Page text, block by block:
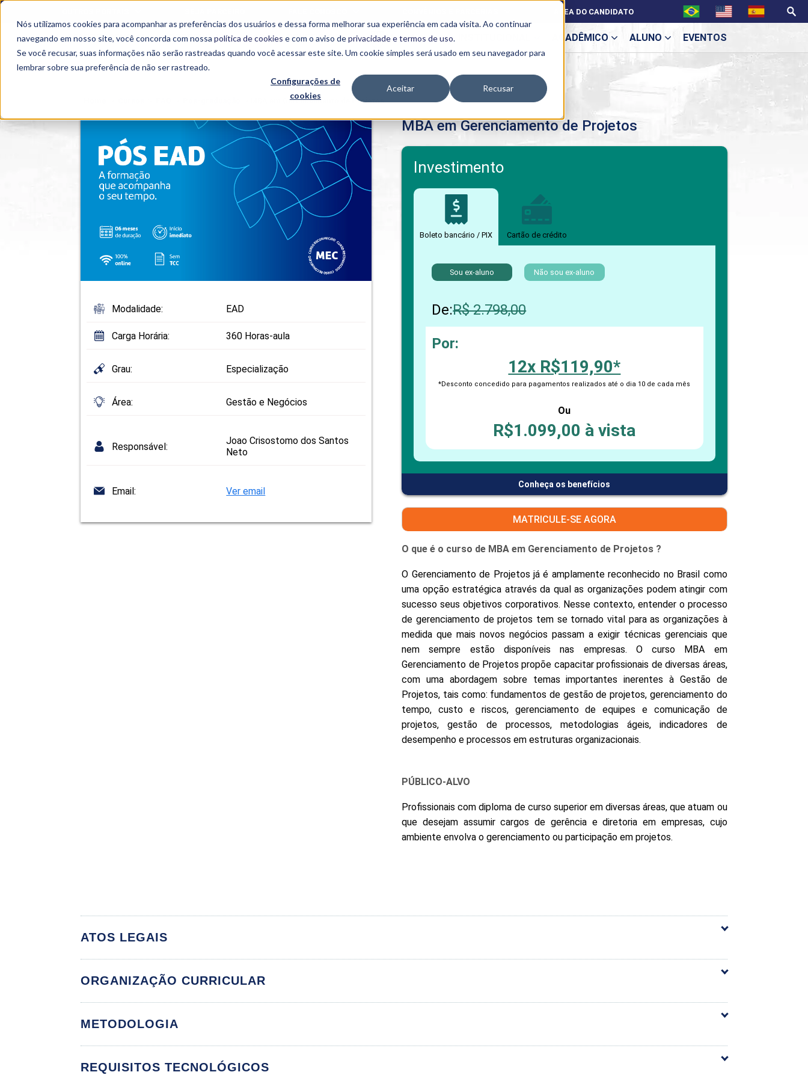
Nós utilizamos cookies para acompanhar as preferências dos usuários e dessa forma melhorar sua experiência em cada visita. Ao continuar
navegando em nosso site, você concorda com nossa política de cookies e com o aviso deprivacidade e termos de uso.
Se você recusar, suas informações não serão rastreadas quando você acessar este site. Um cookie simples será usado em seu navegador para
lembrar sobre sua preferência de não ser rastreado.
Configurações de
cookies
Aceitar Recusar
SEMIPRESENCIAL PRESENCIAL EAD BENEFÍCIOS ACADÊMICO
Acadêmicos
PROEST
PAE
PIME
Pesquisa e
MPHU
NIT
PROPEPE
ALUNO EVENTOS
ÁREA DO CANDIDATO
MBA em Gerenciamento de Projetos
Modalidade: EAD
Carga Horária: 360 Horas-aula
Grau: Especialização
Área: Gestão e Negócios
Responsável:
Joao Crisostomo dos Santos
Neto
Email: Ver email
MBA em Gerenciamento de Projetos
Investimento
Boleto bancário / PIX Cartão de crédito
Sou ex-aluno Não sou ex-aluno
De:R$ 2.798,00
Por:
12x R$119,90*
*Desconto concedido para pagamentos realizados até o dia 10 de cada mês
Ou
R$1.099,00 à vista
Conheça os benefícios
MATRICULE-SE AGORA
O que é o curso de MBA em Gerenciamento de Projetos ?
O Gerenciamento de Projetos já é amplamente reconhecido no Brasil como
uma opção estratégica através da qual as organizações podem atingir com
sucesso seus objetivos corporativos. Nesse contexto, entender o processo
de gerenciamento de projetos tem se tornado vital para as organizações à
medida que mais novos negócios passam a exigir técnicas gerenciais que
nem sempre estão disponíveis nas empresas. O curso MBA em
Gerenciamento de Projetos propõe capacitar profissionais de diversas áreas,
com uma abordagem sobre temas importantes inerentes à Gestão de
Projetos, tais como: fundamentos de gestão de projetos, gerenciamento do
tempo, custo e riscos, gerenciamento de equipes e comunicação de
projetos, gestão de processos, metodologias ágeis, indicadores de
desempenho e processos em estruturas organizacionais.
PÚBLICO-ALVO
Profissionais com diploma de curso superior em diversas áreas, que atuam ou
que desejam assumir cargos de gerência e diretoria em empresas, cujo
ambiente envolva o gerenciamento ou participação em projetos.
ATOS LEGAIS
ORGANIZAÇÃO CURRICULAR
Módulos Carga Horária
METODOLOGIA
REQUISITOS TECNOLÓGICOS